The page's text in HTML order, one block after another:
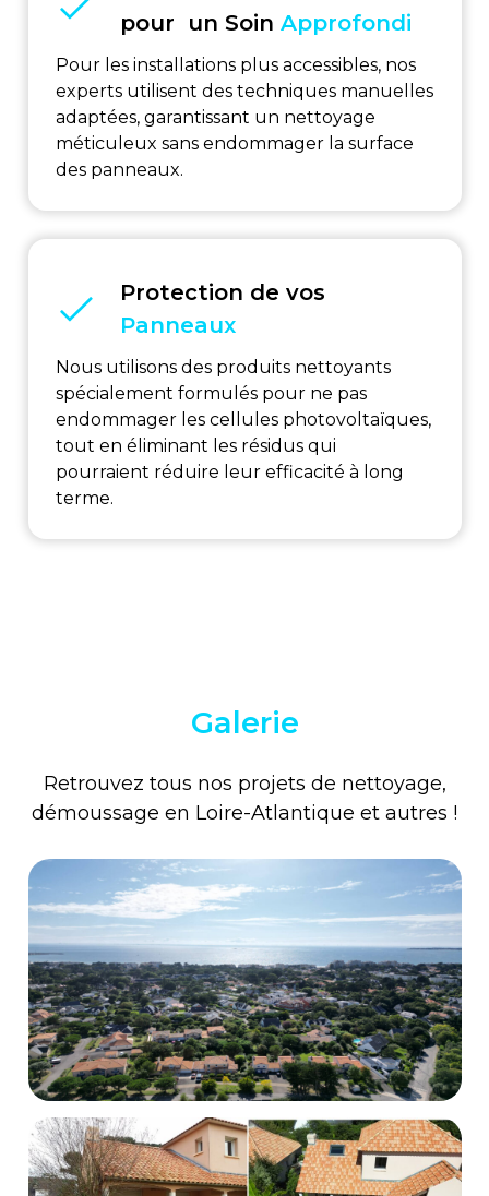
pour un SoinApprofondi
Pour les installations plus accessibles, nos
experts utilisent des techniques manuelles
adaptées, garantissant un nettoyage
méticuleux sans endommager la surface
des panneaux.
Protection de vos
Panneaux
Nous utilisons des produits nettoyants
spécialement formulés pour ne pas
endommager les cellules photovoltaïques,
tout en éliminant les résidus qui
pourraient réduire leur efficacité à long
terme.
Galerie
Retrouvez tous nos projets de nettoyage,
démoussage en Loire-Atlantique et autres !